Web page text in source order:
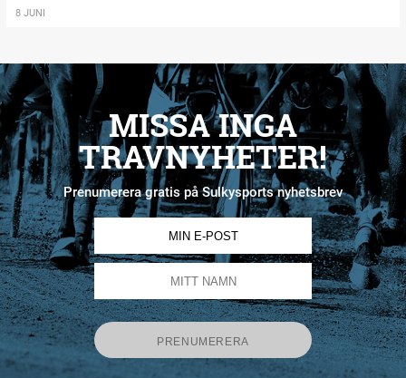
8 JUNI
MISSA INGA
TRAVNYHETER!
Prenumerera gratis på Sulkysports nyhetsbrev